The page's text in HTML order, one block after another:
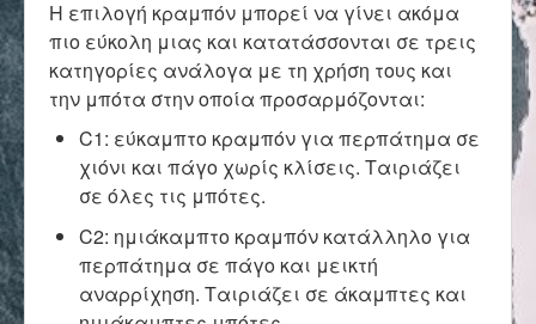
Επικοινωνία
Η επιλογή κραμπόν μπορεί να γίνει ακόμα
πιο εύκολη μιας και κατατάσσονται σε τρεις
κατηγορίες ανάλογα με τη χρήση τους και
την μπότα στην οποία προσαρμόζονται:
C1: εύκαμπτο κραμπόν για περπάτημα σε
χιόνι και πάγο χωρίς κλίσεις. Ταιριάζει
σε όλες τις μπότες.
C2: ημιάκαμπτο κραμπόν κατάλληλο για
περπάτημα σε πάγο και μεικτή
αναρρίχηση. Ταιριάζει σε άκαμπτες και